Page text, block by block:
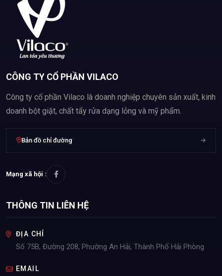
CÔNG TY CỔ PHẦN VILACO
Công ty cổ phần Vilaco là doanh nghiệp chuyên sản xuất, kinh
doanh bột giặt, chất tẩy rửa dạng lỏng và mỹ phẩm.
Bản đồ chỉ đường
Mạng xã hội :
THÔNG TIN LIÊN HỆ
ĐỊA CHỈ
Số 75B, Đường 208, Phường An Hải, Thành Phố Hải Phòng
EMAIL